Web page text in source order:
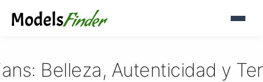
Belleza, Autenticidad y